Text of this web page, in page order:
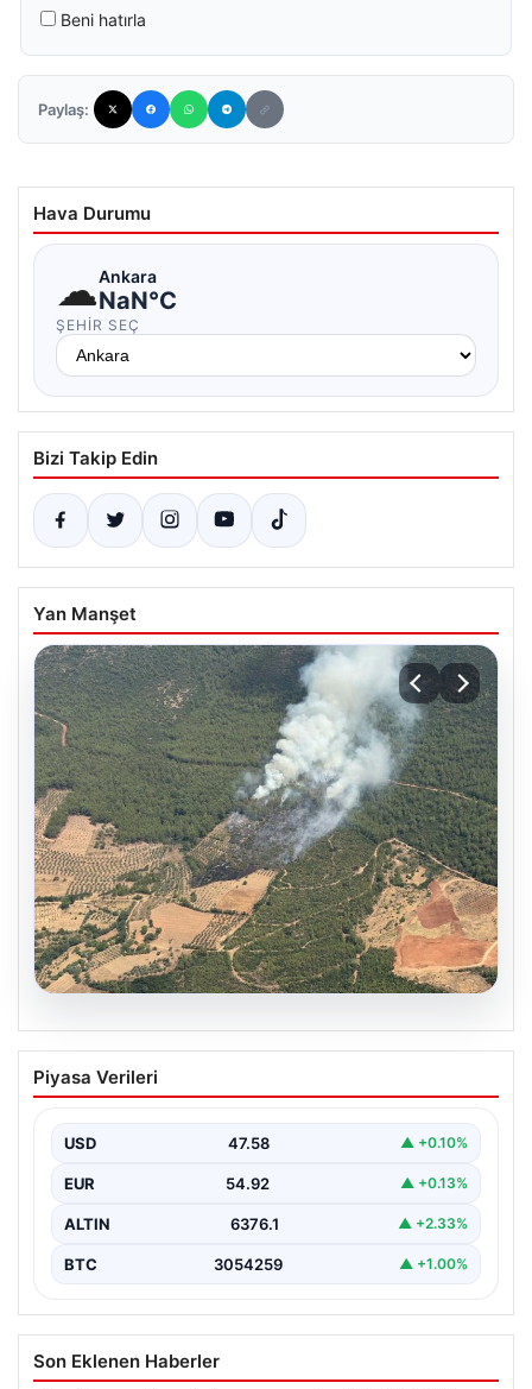
Beni hatırla
Paylaş:
Hava Durumu
☁Ankara
NaN°C
ŞEHIR SEÇ
Bizi Takip Edin
Yan Manşet
Muğla Yatağan’da orman yangını
Piyasa Verileri
USD 47.58 ▲ +0.10%
EUR 54.92 ▲ +0.13%
ALTIN 6376.1 ▲ +2.33%
BTC 3054259 ▲ +1.00%
Son Eklenen Haberler